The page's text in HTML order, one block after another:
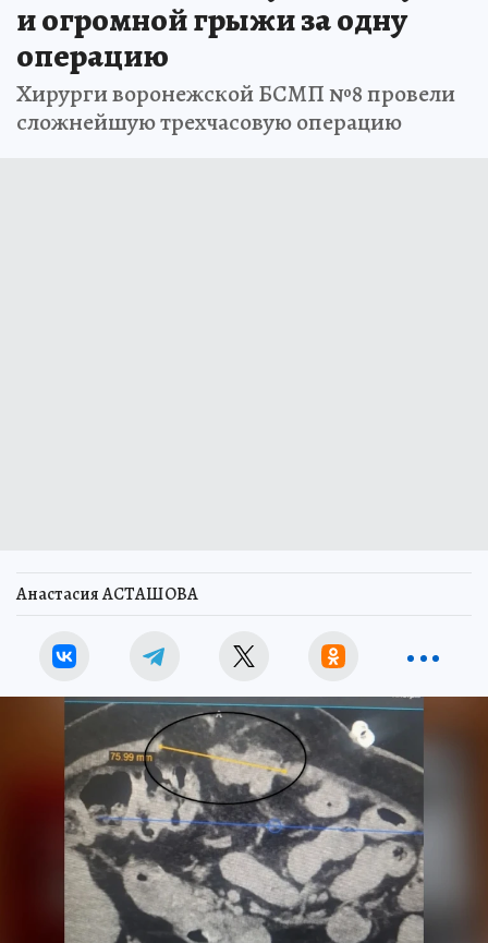
и огромной грыжи за одну
операцию
Хирурги воронежской БСМП №8 провели
сложнейшую трехчасовую операцию
Анастасия АСТАШОВА